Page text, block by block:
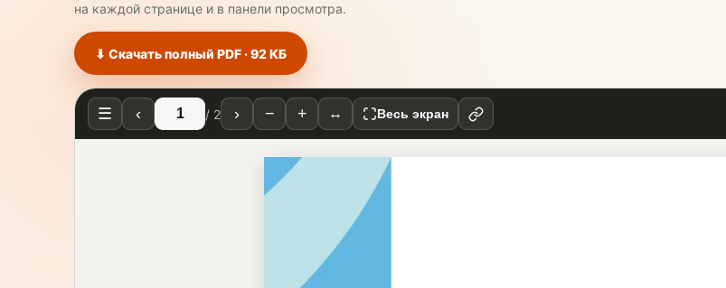
на каждой странице и в панели просмотра.
⬇ Скачать полный PDF · 92 КБ
☰ ‹ / 2 › − + ↔ Весь экран